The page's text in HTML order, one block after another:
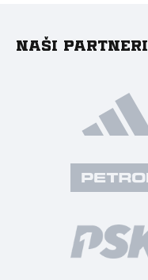
Naši partneri